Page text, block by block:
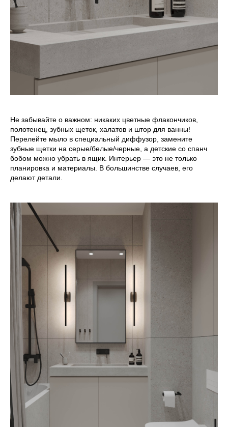
Не забывайте о важном: никаких цветные флакончиков,
полотенец, зубных щеток, халатов и штор для ванны!
Перелейте мыло в специальный диффузор, замените
зубные щетки на серые/белые/черные, а детские со спанч
бобом можно убрать в ящик. Интерьер — это не только
планировка и материалы. В большинстве случаев, его
делают детали.